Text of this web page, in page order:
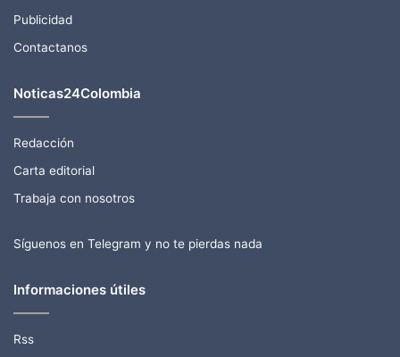
Publicidad
Contactanos
Noticas24Colombia
Redacción
Carta editorial
Trabaja con nosotros
Síguenos en Telegram y no te pierdas nada
Informaciones útiles
Rss